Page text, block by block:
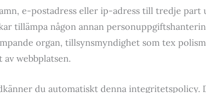
e-postadress eller ip-adress till tredje
tillämpa någon annan
organ, tillsynsmyndighet som tex
webbplatsen.
du automatiskt denna